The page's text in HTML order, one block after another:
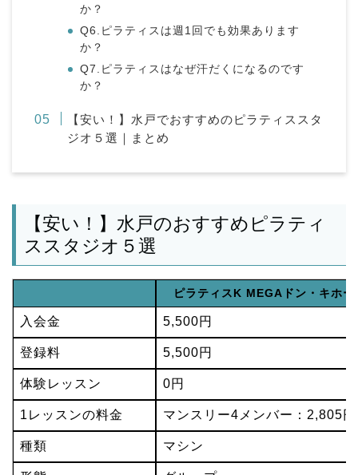
か？
Q6.ピラティスは週1回でも効果あります
か？
Q7.ピラティスはなぜ汗だくになるのです
か？
【安い！】水戸でおすすめのピラティススタ
ジオ５選｜まとめ
【安い！】水戸のおすすめピラティ
ススタジオ５選
ピラティスK MEGAドン・キホー
入会金 5,500円
登録料 5,500円
体験レッスン 0円
1レッスンの料金 マンスリー4メンバー：2,805円
種類 マシン